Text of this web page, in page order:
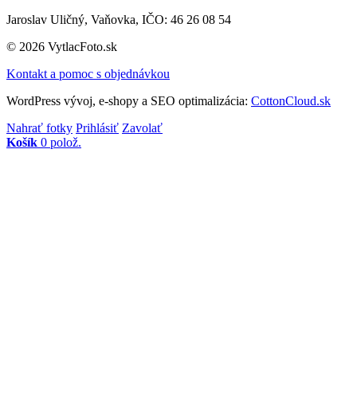
Jaroslav Uličný, Vaňovka, IČO: 46 26 08 54
© 2026 VytlacFoto.sk
Kontakt a pomoc s objednávkou
WordPress vývoj, e-shopy a SEO optimalizácia: CottonCloud.sk
Nahrať fotky Prihlásiť Zavolať
Košík 0 polož.